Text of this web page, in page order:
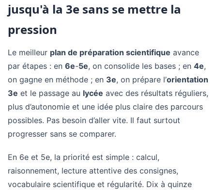
jusqu'à la 3e sans se mettre la
pression
Le meilleur plan de préparation scientifique avance
par étapes : en 6e-5e, on consolide les bases ; en 4e,
on gagne en méthode ; en 3e, on prépare l’orientation
3e et le passage au lycée avec des résultats réguliers,
plus d’autonomie et une idée plus claire des parcours
possibles. Pas besoin d’aller vite. Il faut surtout
progresser sans se comparer.
En 6e et 5e, la priorité est simple : calcul,
raisonnement, lecture attentive des consignes,
vocabulaire scientifique et régularité. Dix à quinze